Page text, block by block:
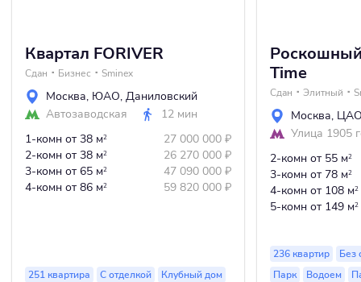
Квартал FORIVER
Сдан Бизнес Sminex
Москва, ЮАО, Даниловский
Автозаводская
12 мин
1-комн от 38 м2 27 000 000 ₽
2-комн от 38 м2 26 270 000 ₽
3-комн от 65 м2 47 090 000 ₽
4-комн от 86 м2 59 820 000 ₽
251 квартира С отделкой
Клубный дом
Time
Сдан Элитный
Москва,
Улица 1905
2-комн от 55 м2
3-комн от 78 м2
4-комн от 108 м2
5-комн от 149 м2
236 квартир
Без
Парк
Водоем